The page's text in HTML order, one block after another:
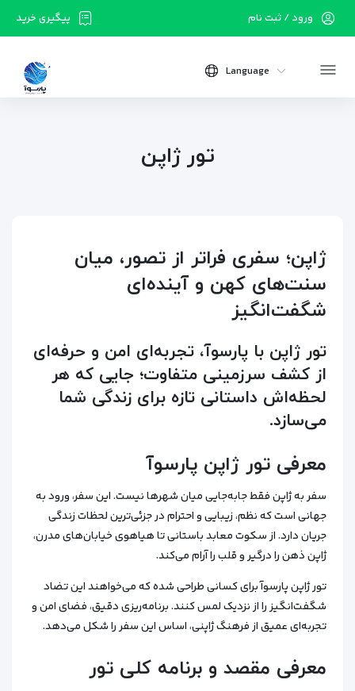
پیگیری خرید ورود / ثبت نام
Language
تور ژاپن
ژاپن؛ سفری فراتر از تصور، میان
سنت‌های کهن و آینده‌ای
شگفت‌انگیز
تور ژاپن با پارسوآ، تجربه‌ای امن و حرفه‌ای
از کشف سرزمینی متفاوت؛ جایی که هر
لحظه‌اش داستانی تازه برای زندگی شما
می‌سازد.
معرفی تور ژاپن پارسوآ
سفر به ژاپن فقط جابه‌جایی میان شهرها نیست. این سفر، ورود به
جهانی است که نظم، زیبایی و احترام در جزئی‌ترین لحظات زندگی
جریان دارد. از سکوت معابد باستانی تا هیاهوی خیابان‌های مدرن،
ژاپن ذهن را درگیر و قلب را آرام می‌کند.
تور ژاپن پارسوآ برای کسانی طراحی شده که می‌خواهند این تضاد
شگفت‌انگیز را از نزدیک لمس کنند. برنامه‌ریزی دقیق، فضای امن و
تجربه‌ای عمیق از فرهنگ ژاپنی، اساس این سفر را شکل می‌دهد.
معرفی مقصد و برنامه کلی تور